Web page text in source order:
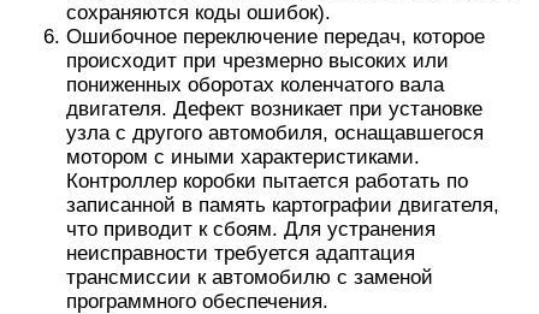
сохраняются коды ошибок).
Ошибочное переключение передач, которое
происходит при чрезмерно высоких или
пониженных оборотах коленчатого вала
двигателя. Дефект возникает при установке
узла с другого автомобиля, оснащавшегося
мотором с иными характеристиками.
Контроллер коробки пытается работать по
записанной в память картографии двигателя,
что приводит к сбоям. Для устранения
неисправности требуется адаптация
трансмиссии к автомобилю с заменой
программного обеспечения.